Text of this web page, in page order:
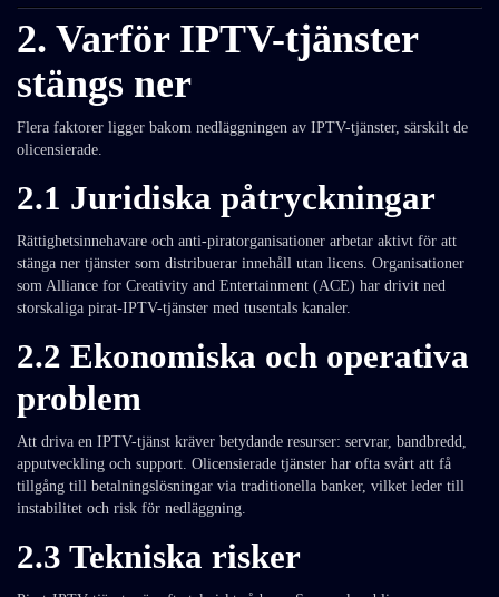
2. Varför IPTV-tjänster
stängs ner
Flera faktorer ligger bakom nedläggningen av IPTV-tjänster, särskilt de
olicensierade.
2.1 Juridiska påtryckningar
Rättighetsinnehavare och anti-piratorganisationer arbetar aktivt för att
stänga ner tjänster som distribuerar innehåll utan licens. Organisationer
som Alliance for Creativity and Entertainment (ACE) har drivit ned
storskaliga pirat-IPTV-tjänster med tusentals kanaler.
2.2 Ekonomiska och operativa
problem
Att driva en IPTV-tjänst kräver betydande resurser: servrar, bandbredd,
apputveckling och support. Olicensierade tjänster har ofta svårt att få
tillgång till betalningslösningar via traditionella banker, vilket leder till
instabilitet och risk för nedläggning.
2.3 Tekniska risker